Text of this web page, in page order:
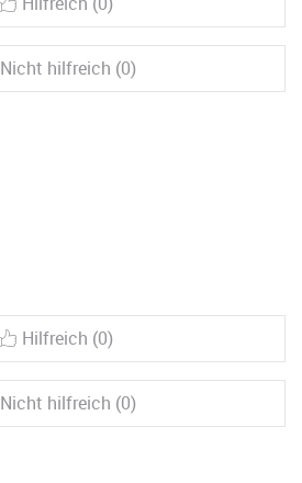
Nicht hilfreich (0)
Hilfreich (0)
Nicht hilfreich (0)